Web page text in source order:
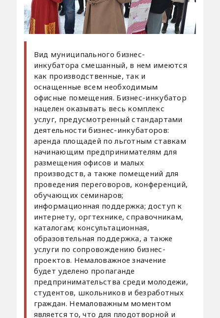
Вид муниципального бизнес-
инкубатора смешанный, в нем имеются
как производственные, так и
оснащенные всем необходимым
офисные помещения. Бизнес-инкубатор
нацелен оказывать весь комплекс
услуг, предусмотренный стандартами
деятельности бизнес-инкубаторов:
аренда площадей по льготным ставкам
начинающим предпринимателям для
размещения офисов и малых
производств, а также помещений для
проведения переговоров, конференций,
обучающих семинаров;
информационная поддержка; доступ к
интернету, оргтехнике, справочникам,
каталогам; консультационная,
образовтельная поддержка, а также
услуги по сопровождению бизнес-
проектов. Немаловажное значение
будет уделено пропаганде
предпринимательства среди молодежи,
студентов, школьников и безработных
граждан. Немаловажным моментом
является то, что для плодотворной и